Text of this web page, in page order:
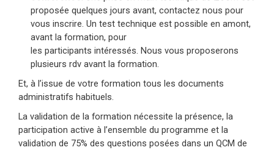
proposée quelques jours avant, contactez nous pour
vous inscrire. Un test technique est possible en amont,
avant la formation, pour
les participants intéressés. Nous vous proposerons
plusieurs rdv avant la formation.
Et, à l’issue de votre formation tous les documents
administratifs habituels.
La validation de la formation nécessite la présence, la
participation active à l’ensemble du programme et la
validation de 75% des questions posées dans un QCM de